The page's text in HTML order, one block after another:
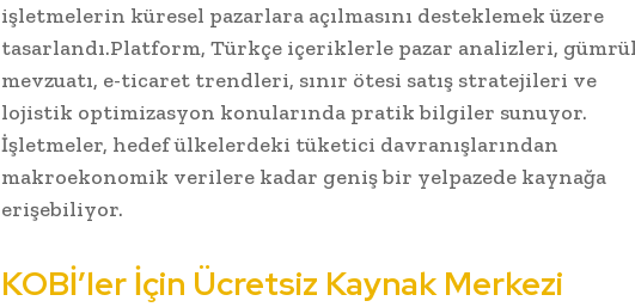
işletmelerin küresel pazarlara açılmasını desteklemek üzere
tasarlandı.Platform, Türkçe içeriklerle pazar analizleri,
mevzuatı, e-ticaret trendleri, sınır ötesi satış stratejileri ve
lojistik optimizasyon konularında pratik bilgiler sunuyor.
İşletmeler, hedef ülkelerdeki tüketici davranışlarından
makroekonomik verilere kadar geniş bir yelpazede kaynağa
erişebiliyor.
KOBİ’ler İçin Ücretsiz Kaynak Merkezi